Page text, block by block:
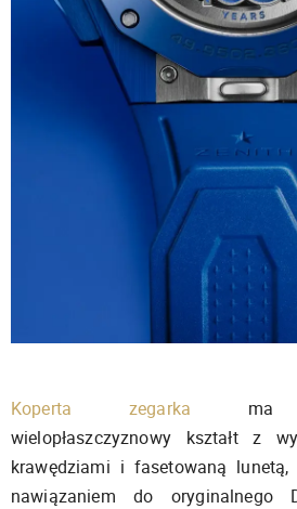
Koperta zegarka ma
wielopłaszczyznowy kształt z
krawędziami i fasetowaną
nawiązaniem do